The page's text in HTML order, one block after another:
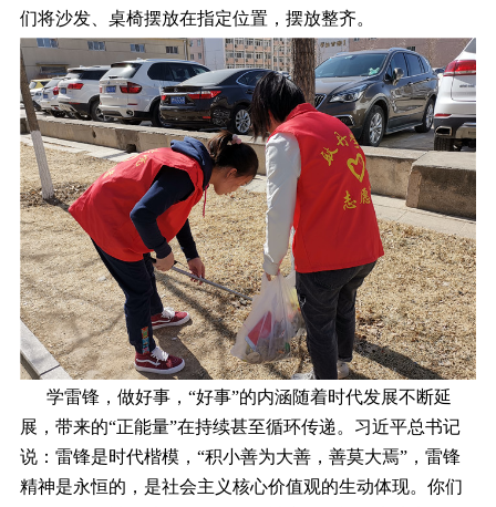
们将沙发、桌椅摆放在指定位置，摆放整齐。
学雷锋，做好事，“好事”的内涵随着时代发展不断延
展，带来的“正能量”在持续甚至循环传递。习近平总书记
说：雷锋是时代楷模，“积小善为大善，善莫大焉”，雷锋
精神是永恒的，是社会主义核心价值观的生动体现。你们